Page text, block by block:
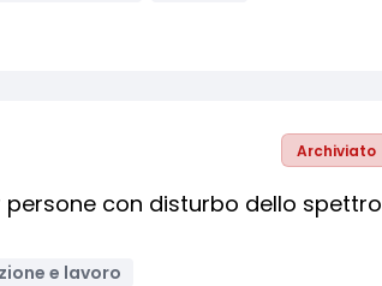
Archiviato
con disturbo dello spettro
e lavoro